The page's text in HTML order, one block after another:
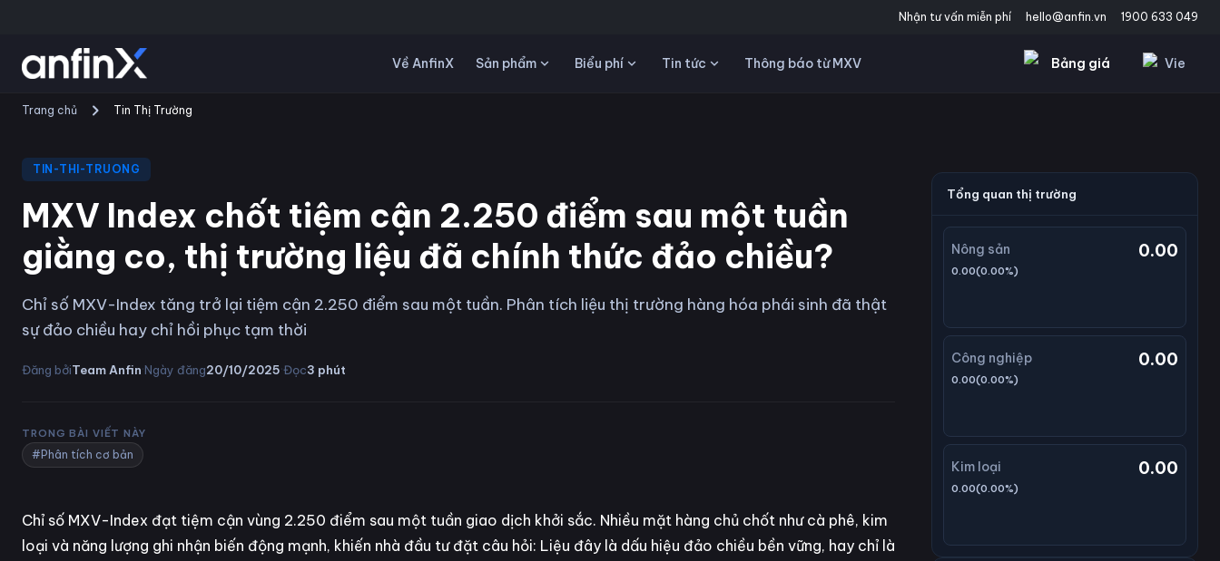
Nhận tư vấn miễn phí hello@anfin.vn 1900 633 049
Về AnfinX Sản phẩm Biểu phí Tin tức Thông báo từ MXV Bảng giá Vie
Trang chủ Tin Thị Trường
TIN-THI-TRUONG
MXV Index chốt tiệm cận 2.250 điểm sau một tuần
giằng co, thị trường liệu đã chính thức đảo chiều?
Chỉ số MXV-Index tăng trở lại tiệm cận 2.250 điểm sau một tuần. Phân tích liệu thị trường hàng hóa phái sinh đã thật
sự đảo chiều hay chỉ hồi phục tạm thời
Đăng bởiTeam Anfin·Ngày đăng20/10/2025·Đọc3 phút
TRONG BÀI VIẾT NÀY
#Phân tích cơ bản
Chỉ số MXV-Index đạt tiệm cận vùng 2.250 điểm sau một tuần giao dịch khởi sắc. Nhiều mặt hàng chủ chốt như cà phê, kim
loại và năng lượng ghi nhận biến động mạnh, khiến nhà đầu tư đặt câu hỏi: Liệu đây là dấu hiệu đảo chiều bền vững, hay chỉ là
Tổng quan thị trường
Nông sản 0.00
0.00(0.00%)
Công nghiệp 0.00
0.00(0.00%)
Kim loại 0.00
0.00(0.00%)